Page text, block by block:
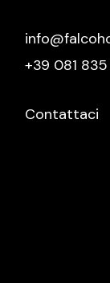
+39 081 835
Contattaci